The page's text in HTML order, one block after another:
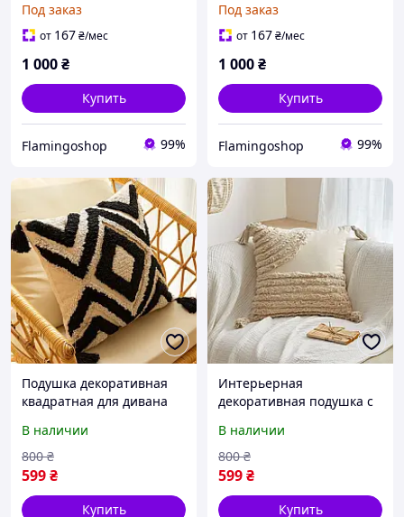
для дивана Лабубу для
детей голубая 4809
Под заказ
от 167₴/мес
1 000₴
Купить
Flamingoshop 99%
для дивана для детей
Лабубу
Под заказ
от 167₴/мес
1 000₴
Купить
Flamingoshop 99%
Подушка декоративная
квадратная для дивана
хлопковая Бежевая с
черным Ромб (60057/52)
В наличии
599₴
800 ₴
Купить
Интерьерная
декоративная подушка с
45×45 см хлопковая
Бежевая (60070/52)
В наличии
599₴
800 ₴
Купить